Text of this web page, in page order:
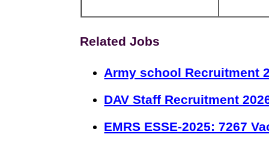
Related Jobs
Army school Recruitment
DAV Staff Recruitment
EMRS ESSE-2025: 7267